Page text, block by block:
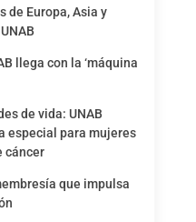
de Europa, Asia y
llega con la ‘máquina
de vida: UNAB
especial para mujeres
cáncer
que impulsa